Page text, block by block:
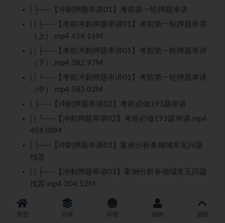
| ├──【冲刺押题串讲01】考前第一轮押题串讲
| | ├──【考前冲刺押题串讲01】考前第一轮押题串讲
（上）.mp4 454.16M
| | ├──【考前冲刺押题串讲01】考前第一轮押题串讲
（下）.mp4 382.97M
| | └──【考前冲刺押题串讲01】考前第一轮押题串讲
（中）.mp4 583.03M
| ├──【冲刺押题串讲02】考前必做193题串讲
| | └──【冲刺押题串讲02】考前必做193题串讲.mp4
459.08M
| ├──【冲刺押题串讲03】案例分析各领域常见问题
找茬
| | ├──【冲刺押题串讲03】案例分析各领域常见问题
找茬.mp4 304.52M
| | └──【冲刺押题串讲03】案例分析各领域常见问题
找茬.pdf 3.78M
首页 分类 问答 我的 顶部